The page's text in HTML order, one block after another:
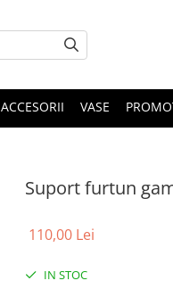
ACCESORII VASE
Suport furtun
110,00 Lei
IN STOC